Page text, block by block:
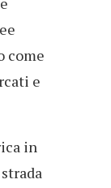
come
e
in